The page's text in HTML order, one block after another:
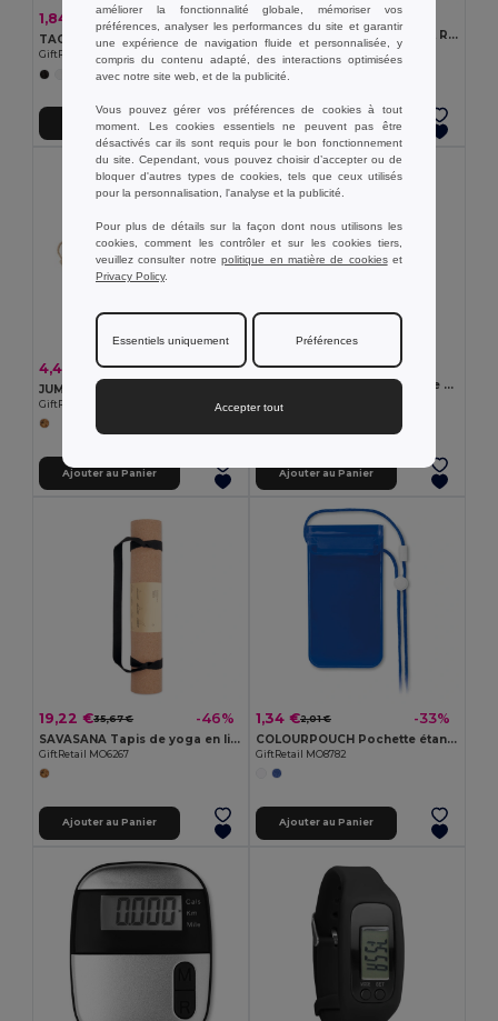
1,84 € 2,47 € -26%
TAORU Serviette sport absorbante
GiftRetail MO9024
Ajouter au Panier
4,06 €
ACTIVATE Bouteille de sport RPET 1L
GiftRetail MO2489
Ajouter au Panier
4,43 € 7,81 € -43%
JUMP Corde à sauter en coton
GiftRetail MO6140
Ajouter au Panier
4,39 €
ISFORDEN MARK Bouteille de sport RPET 1L
Ajouter au Panier
19,22 €35,67 € -46%
SAVASANA Tapis de yoga en liège
GiftRetail MO6267
Ajouter au Panier
1,34 €2,01 € -33%
COLOURPOUCH Pochette étanche pour smartpho
GiftRetail MO8782
Ajouter au Panier
améliorer la fonctionnalité globale, mémoriser vos
préférences, analyser les performances du site et garantir
une expérience de navigation fluide et personnalisée, y
compris du contenu adapté, des interactions optimisées
avec notre site web, et de la publicité.
Vous pouvez gérer vos préférences de cookies à tout
moment. Les cookies essentiels ne peuvent pas être
désactivés car ils sont requis pour le bon fonctionnement
du site. Cependant, vous pouvez choisir d’accepter ou de
bloquer d'autres types de cookies, tels que ceux utilisés
pour la personnalisation, l'analyse et la publicité.
Pour plus de détails sur la façon dont nous utilisons les
cookies, comment les contrôler et sur les cookies tiers,
veuillez consulter notrepolitique en matière de cookieset
Privacy Policy.
Essentiels uniquement Préférences
Accepter tout